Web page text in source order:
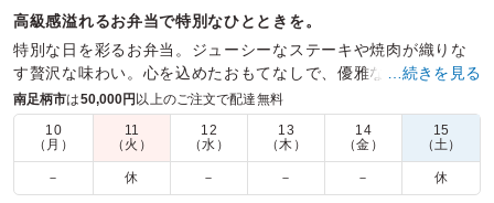
高級感溢れるお弁当で特別なひとときを。
特別な日を彩るお弁当。ジューシーなステーキや焼肉が織りな
す贅沢な味わい。心を込めたおもてなしで、優雅なひとときを
お楽しみください。
商品数： 締切日時： 2日前12:00 価格帯：
2,160円～3,240円
配達時間：
8:00～19:00
…続きを見る
南足柄市は50,000円以上のご注文で配達無料
10
（月）
11
（火）
12
（水）
13
（木）
14
（金）
15
（土）
－ 休 － － － 休